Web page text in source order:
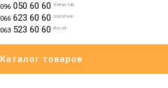
096050 60 60 Киевстар
066623 60 60 Vodafone
063523 60 60 lifecell
Каталог товаров